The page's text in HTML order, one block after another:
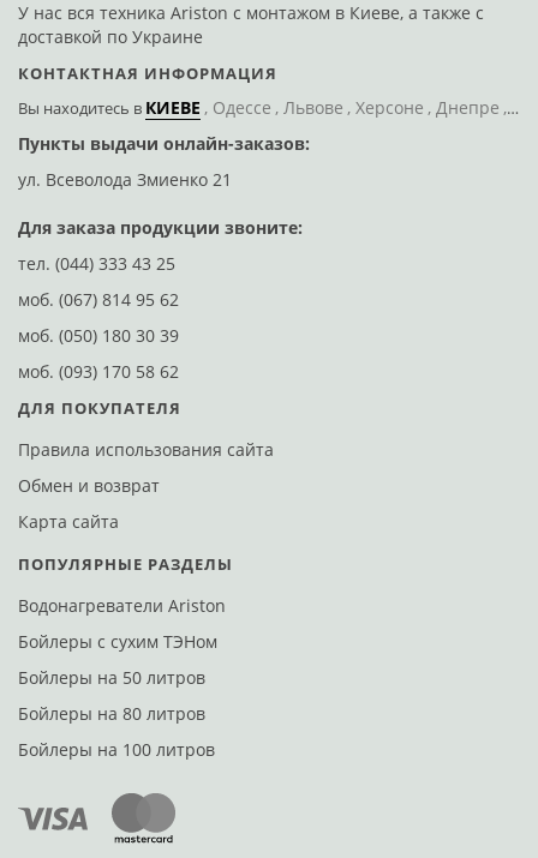
У нас вся техника Ariston с монтажом в Киеве, а также с
доставкой по Украине
КОНТАКТНАЯ ИНФОРМАЦИЯ
Вы находитесь в КИЕВЕ Одессе Львове Херсоне Днепре
Пункты выдачи онлайн-заказов:
ул. Всеволода Змиенко 21
Для заказа продукции звоните:
тел. (044) 333 43 25
моб. (067) 814 95 62
моб. (050) 180 30 39
моб. (093) 170 58 62
ДЛЯ ПОКУПАТЕЛЯ
Правила использования сайта
Обмен и возврат
Карта сайта
ПОПУЛЯРНЫЕ РАЗДЕЛЫ
Водонагреватели Ariston
Бойлеры с сухим ТЭНом
Бойлеры на 50 литров
Бойлеры на 80 литров
Бойлеры на 100 литров